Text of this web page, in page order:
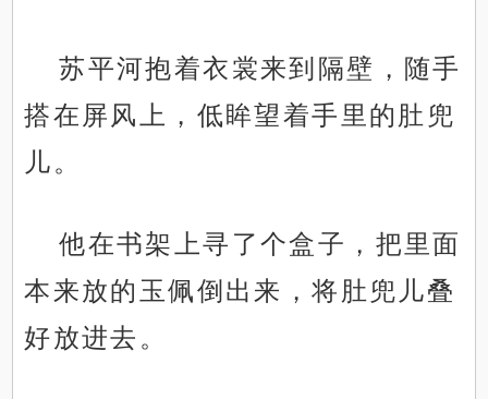
苏平河抱着衣裳来到隔壁，随手
搭在屏风上，低眸望着手里的肚兜
儿。
他在书架上寻了个盒子，把里面
本来放的玉佩倒出来，将肚兜儿叠
好放进去。